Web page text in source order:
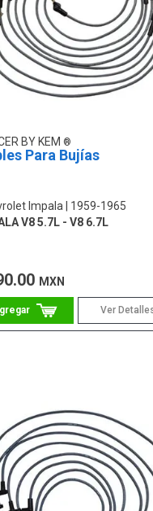
BY KEM
Para Bujías
Impala
1959-1965
V8 5.7L - V8 6.7L
MXN
Ver